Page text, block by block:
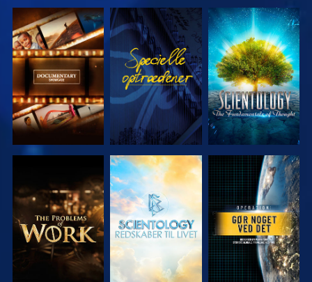
UDFORSK
SERIEN
SE
UDFORSK
SERIEN
UDFORSK
SERIEN
UDFORSK
SERIEN
SE